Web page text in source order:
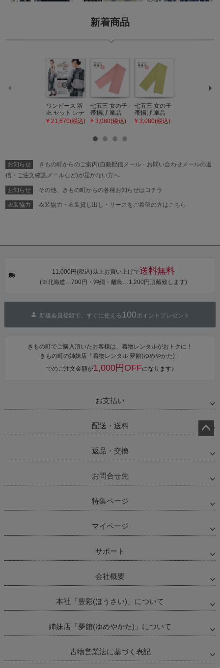
新着商品
ワンピース 浴
衣 セット レデ
ィース 吸水速
シェ）「ラン
タン・夜の葉
音・金継ぎ・
プ」Fサイズ
ワンピース 簡
単着付け 大人
¥ 21,670(税込)
七五三 女の子
帯揚げ 単品
「灰桃色」日
びあげ 和装 着
HI オリジナル
【メール便不
可】
¥ 3,080(税込)
七五三 女の子
帯揚げ 単品
「若葉色」日
HI オリジナル
【メール便不
¥ 3,080(税込)
HI オリジナル
【メール便不
お知らせ
きもの町からのご案内(自動配信メール・お問い合わせメールの返
信・ご注文確認メールなど)が届かない方へ
お知らせ その他、きもの町からの各種お知らせはコチラ
衣装協力 衣装協力・衣装貸し出し・リースをご希望の方はこちら
ジト
ップ
11,000円(税込)以上お買い上げで送料無料
(※北海道…700円・沖縄・離島…1,200円頂戴致します)
新規会員登録で、すぐに使える 100ポイントプレゼント
きもの町でご購入頂いたお客様は、着物レンタルがおトクに！
きもの町の姉妹店「着物レンタル 夢館(ゆめやかた)」
でのご注文金額が1,000円OFFになります♪
お支払い
配送・送料
返品・交換
お問合せ先
特集ページ
マイページ
サポート
会社概要
本社「豊彩(ほうさい)」について
姉妹店「夢館(ゆめやかた)」について
古物営業法に基づく表記